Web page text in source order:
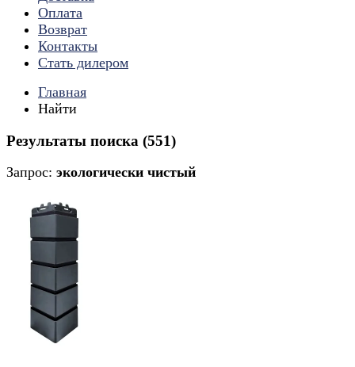
Оплата
Возврат
Контакты
Стать дилером
Главная
Найти
Результаты поиска (551)
Запрос: экологически чистый